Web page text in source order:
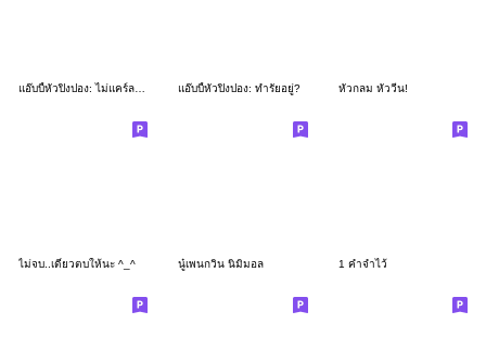
แอ๊บบี้หัวปิงปอง: ไม่แคร์ละจ้า แอ๊บบี้หัวปิงปอง: ทำรัยอยู่? หัวกลม หัววีน!
ไม่จบ..เดี๋ยวตบให้นะ ^_^ นู๋เพนกวิน นิมิมอล 1 คำจำไว้